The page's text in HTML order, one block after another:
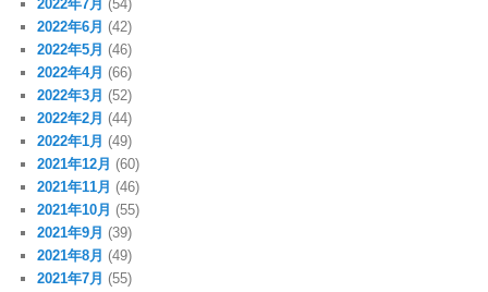
2022年7月 (54)
2022年6月 (42)
2022年5月 (46)
2022年4月 (66)
2022年3月 (52)
2022年2月 (44)
2022年1月 (49)
2021年12月 (60)
2021年11月 (46)
2021年10月 (55)
2021年9月 (39)
2021年8月 (49)
2021年7月 (55)